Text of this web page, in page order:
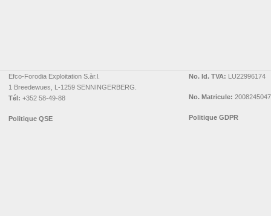
Efco-Forodia Exploitation S.àr.l.
1 Breedewues, L-1259 SENNINGERBERG.
Tél: +352 58-49-88
Politique QSE
No. Id. TVA: LU22996174
No. Matricule:
Politique GDPR